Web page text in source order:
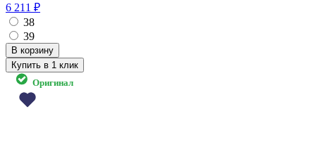
6 211 ₽
38
39
Купить в 1 клик
Оригинал